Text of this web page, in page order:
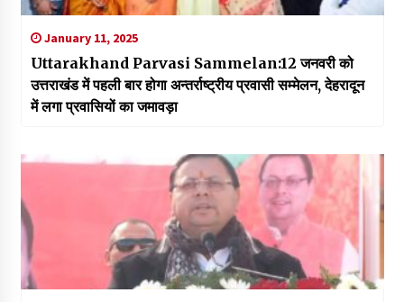
January 11, 2025
Uttarakhand Parvasi Sammelan:12 जनवरी को
उत्तराखंड में पहली बार होगा अन्तर्राष्ट्रीय प्रवासी सम्मेलन, देहरादून
में लगा प्रवासियों का जमावड़ा